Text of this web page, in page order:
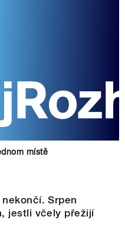
místě
Srpen
jestli včely přežijí